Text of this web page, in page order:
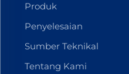
Produk
Penyelesaian
Sumber Teknikal
Tentang Kami